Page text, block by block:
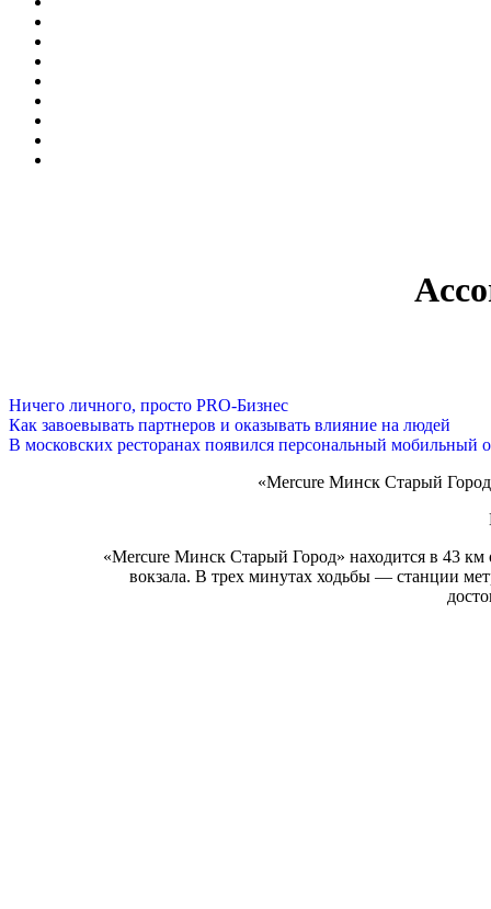
Ничего личного, просто PRO-Бизнес
Как завоевывать партнеров и оказывать влияние на людей
В московских ресторанах появился персональный мобильный
«Mercure Минск Старый
«Mercure Минск Старый Город» находится в 43
вокзала. В трех минутах ходьбы — станции